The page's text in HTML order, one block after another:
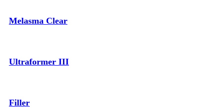
Melasma Clear
Ultraformer III
Filler